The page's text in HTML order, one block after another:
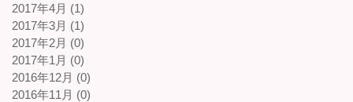
2017年4月 (1)
2017年3月 (1)
2017年2月 (0)
2017年1月 (0)
2016年12月 (0)
2016年11月 (0)